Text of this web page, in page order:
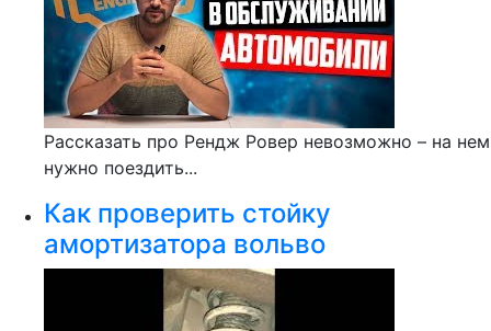
Рассказать про Рендж Ровер невозможно – на нем
нужно поездить...
Как проверить стойку
амортизатора вольво